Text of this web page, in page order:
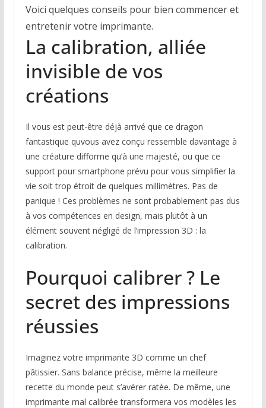
Voici quelques conseils pour bien commencer et
entretenir votre imprimante.
La calibration, alliée
invisible de vos
créations
Il vous est peut-être déjà arrivé que ce dragon
fantastique quvous avez conçu ressemble davantage à
une créature difforme qu’à une majesté, ou que ce
support pour smartphone prévu pour vous simplifier la
vie soit trop étroit de quelques millimètres. Pas de
panique ! Ces problèmes ne sont probablement pas dus
à vos compétences en design, mais plutôt à un
élément souvent négligé de l’impression 3D : la
calibration.
Pourquoi calibrer ? Le
secret des impressions
réussies
Imaginez votre imprimante 3D comme un chef
pâtissier. Sans balance précise, même la meilleure
recette du monde peut s’avérer ratée. De même, une
imprimante mal calibrée transformera vos modèles les